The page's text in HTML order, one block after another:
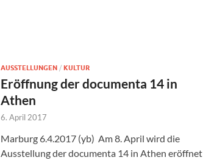
AUSSTELLUNGEN / KULTUR
Eröffnung der documenta 14 in
Athen
6. April 2017
Marburg 6.4.2017 (yb) Am 8. April wird die
Ausstellung der documenta 14 in Athen eröffnet